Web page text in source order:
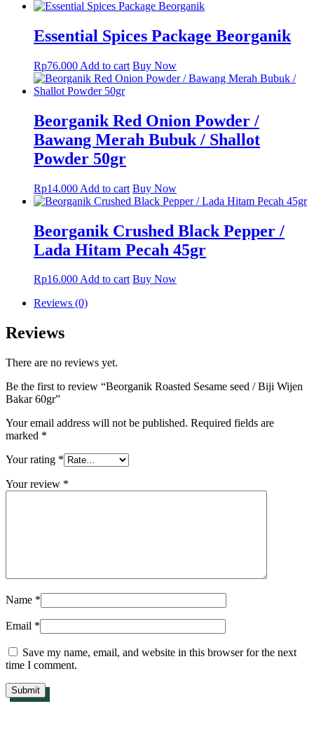
Essential Spices Package Beorganik
Rp76.000 Add to cart Buy Now
Beorganik Red Onion Powder /
Bawang Merah Bubuk / Shallot
Powder 50gr
Rp14.000 Add to cart Buy Now
Beorganik Crushed Black Pepper /
Lada Hitam Pecah 45gr
Rp16.000Add to cart Buy Now
Reviews (0)
Reviews
There are no reviews yet.
Be the first to review “Beorganik Roasted Sesame seed / Biji Wijen
Bakar 60gr”
Your email address will not be published. Required fields are
marked *
Your rating *
Your review *
Name *
Email *
Save my name, email, and website in this browser for the next
time I comment.